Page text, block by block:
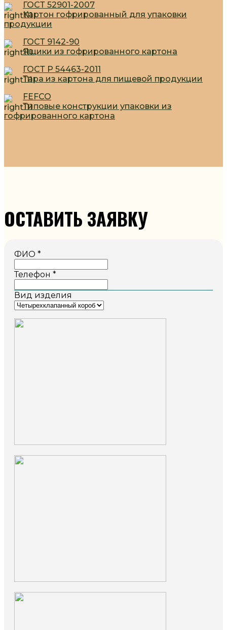
ГОСТ 52901-2007
Картон гофрированный для упаковки
продукции
ГОСТ 9142-90
Ящики из гофрированного картона
ГОСТ Р 54463-2011
Тара из картона для пищевой продукции
FEFCO
Типовые конструкции упаковки из
гофрированного картона
ОСТАВИТЬ ЗАЯВКУ
ФИО *
Телефон *
Вид изделия